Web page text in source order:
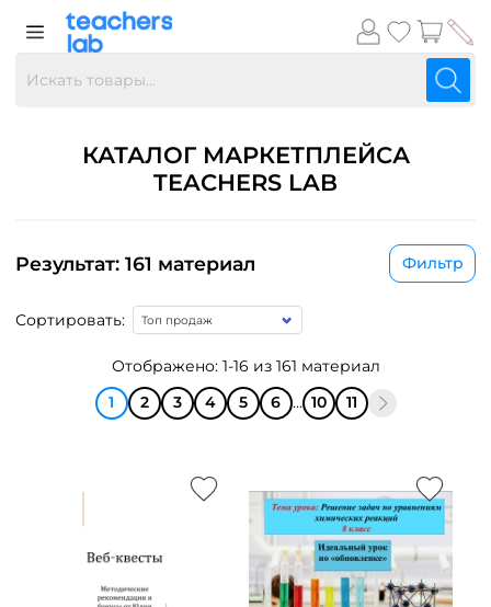
КАТАЛОГ МАРКЕТПЛЕЙСА
TEACHERS LAB
Результат: 161 материал Фильтр
Сортировать:
Отображено: 1-16 из 161 материал
1
2 3 4 5 6 ... 10 11